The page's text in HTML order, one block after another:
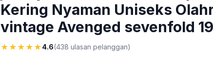
Kering Nyaman Uniseks
vintage Avenged sevenfold
★ ★ ★ ★ ★4.6(438 ulasan pelanggan)